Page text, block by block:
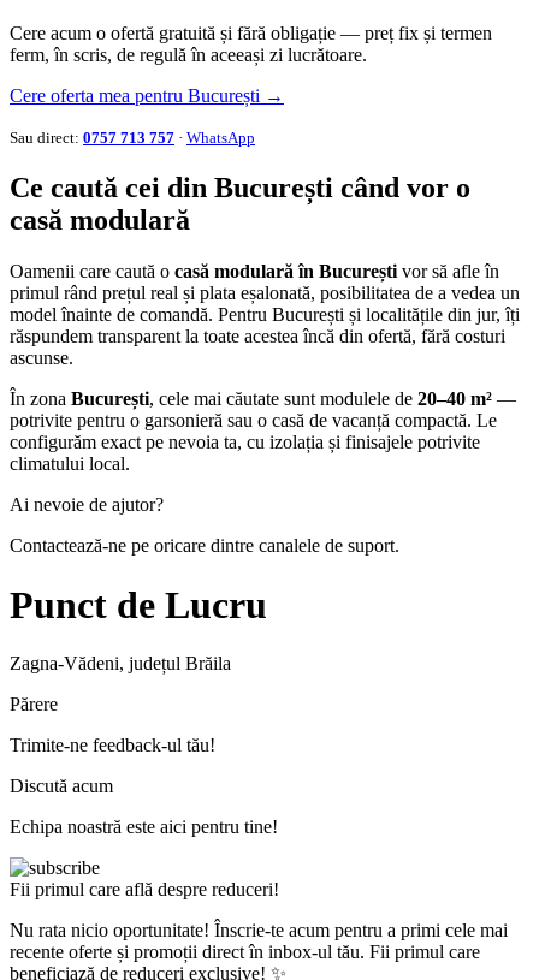
Cere acum o ofertă gratuită și fără obligație — preț fix și termen
ferm, în scris, de regulă în aceeași zi lucrătoare.
Cere oferta mea pentru București →
Sau direct: 0757 713 757 · WhatsApp
Ce caută cei din București când vor o
casă modulară
Oamenii care caută o casă modulară în București vor să afle în
primul rând prețul real și plata eșalonată, posibilitatea de a vedea un
model înainte de comandă. Pentru București și localitățile din jur, îți
răspundem transparent la toate acestea încă din ofertă, fără costuri
ascunse.
În zona București, cele mai căutate sunt modulele de 20–40 m² —
potrivite pentru o garsonieră sau o casă de vacanță compactă. Le
configurăm exact pe nevoia ta, cu izolația și finisajele potrivite
climatului local.
Ai nevoie de ajutor?
Contactează-ne pe oricare dintre canalele de suport.
Punct de Lucru
Zagna-Vădeni, județul Brăila
Părere
Trimite-ne feedback-ul tău!
Discută acum
Echipa noastră este aici pentru tine!
Fii primul care află despre reduceri!
Nu rata nicio oportunitate! Înscrie-te acum pentru a primi cele mai
recente oferte și promoții direct în inbox-ul tău. Fii primul care
beneficiază de reduceri exclusive! ✨